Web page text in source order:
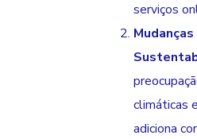
serviços
climáticas
adiciona